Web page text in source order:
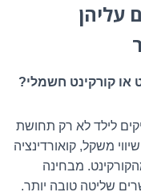
עליהן
או קורקינט חשמלי?
לילד לא רק תחושת
משקל, קואורדינציה
מבחינה
שליטה טובה יותר.